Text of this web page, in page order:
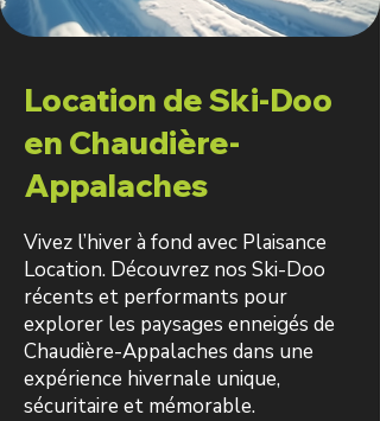
Location de Ski-Doo
en Chaudière-
Appalaches
Vivez l’hiver à fond avec Plaisance
Location. Découvrez nos Ski-Doo
récents et performants pour
explorer les paysages enneigés de
Chaudière-Appalaches dans une
expérience hivernale unique,
sécuritaire et mémorable.